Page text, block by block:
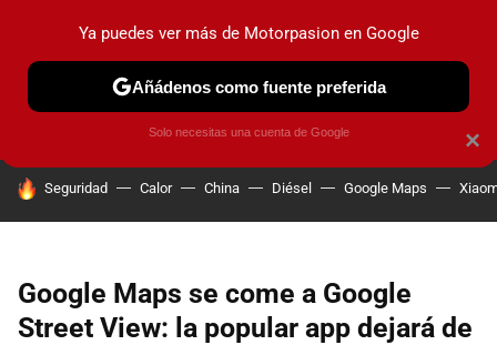
PRUEBAS COCHES ELÉCTRICOS OBSERVATORIO
HOY SE HABLA DE
Seguridad Calor China Diésel Google Maps
Google Maps se come a Google
Street View: la popular app dejará de
×
Ya puedes ver más de Motorpasion en Google
Añádenos como fuente preferida
Solo necesitas una cuenta de Google